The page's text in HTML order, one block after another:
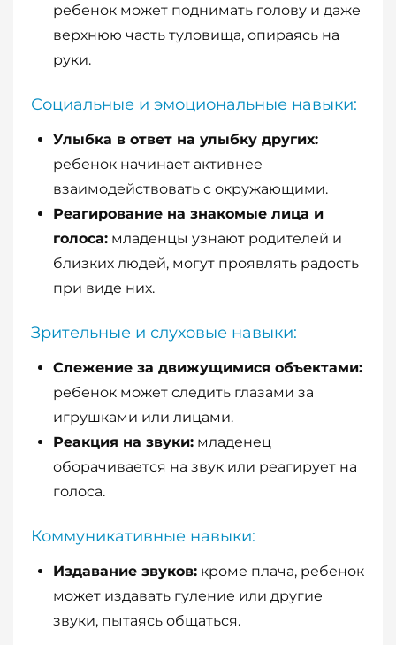
ребенок может поднимать голову и даже
верхнюю часть туловища, опираясь на
руки.
Социальные и эмоциональные навыки:
Улыбка в ответ на улыбку других:
ребенок начинает активнее
взаимодействовать с окружающими.
Реагирование на знакомые лица и
голоса: младенцы узнают родителей и
близких людей, могут проявлять радость
при виде них.
Зрительные и слуховые навыки:
Слежение за движущимися объектами:
ребенок может следить глазами за
игрушками или лицами.
Реакция на звуки: младенец
оборачивается на звук или реагирует на
голоса.
Коммуникативные навыки:
Издавание звуков: кроме плача, ребенок
может издавать гуление или другие
звуки, пытаясь общаться.